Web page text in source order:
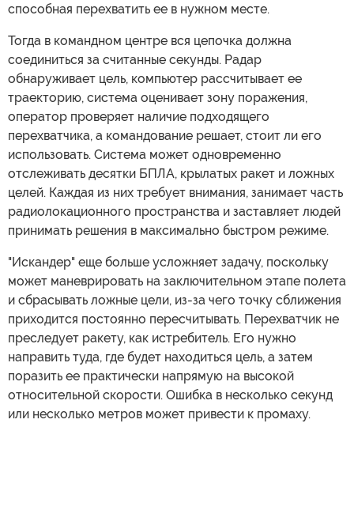
способная перехватить ее в нужном месте.
Тогда в командном центре вся цепочка должна
соединиться за считанные секунды. Радар
обнаруживает цель, компьютер рассчитывает ее
траекторию, система оценивает зону поражения,
оператор проверяет наличие подходящего
перехватчика, а командование решает, стоит ли его
использовать. Система может одновременно
отслеживать десятки БПЛА, крылатых ракет и ложных
целей. Каждая из них требует внимания, занимает часть
радиолокационного пространства и заставляет людей
принимать решения в максимально быстром режиме.
"Искандер" еще больше усложняет задачу, поскольку
может маневрировать на заключительном этапе полета
и сбрасывать ложные цели, из-за чего точку сближения
приходится постоянно пересчитывать. Перехватчик не
преследует ракету, как истребитель. Его нужно
направить туда, где будет находиться цель, а затем
поразить ее практически напрямую на высокой
относительной скорости. Ошибка в несколько секунд
или несколько метров может привести к промаху.